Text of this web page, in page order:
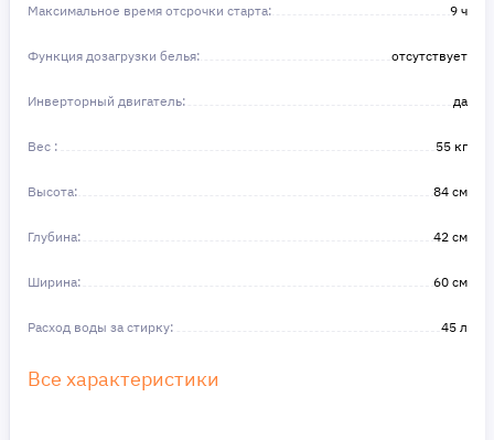
Максимальное время отсрочки старта: 9 ч
Функция дозагрузки белья: отсутствует
Инверторный двигатель: да
Вес : 55 кг
Высота: 84 см
Глубина: 42 см
Ширина: 60 см
Расход воды за стирку: 45 л
Все характеристики